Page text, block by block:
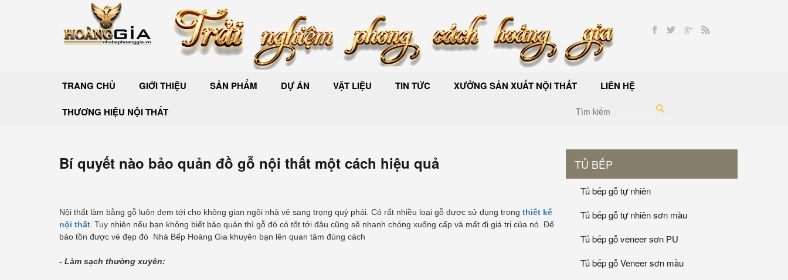
TRANG CHỦ GIỚI THIỆU SẢN PHẨM DỰ ÁN VẬT LIỆU TIN TỨC XƯỞNG SẢN XUẤT NỘI THẤT LIÊN HỆ
THƯƠNG HIỆU NỘI THẤT
Bí quyết nào bảo quản đồ gỗ nội thất một cách hiệu quả
Nội thất làm bằng gỗ luôn đem tới cho không gian ngôi nhà vẻ sang trọng quý phái. Có rất nhiều loại gỗ được sử dụng trong thiết kế
nội thất. Tuy nhiên nếu bạn không biết bảo quản thì gỗ đó có tốt tới đâu cũng sẽ nhanh chóng xuống cấp và mất đi giá trị của nó. Để
bảo tồn được vẻ đẹp đó Nhà Bếp Hoàng Gia khuyên bạn lên quan tâm đúng cách
- Làm sạch thường xuyên:
TỦ BẾP
Tủ bếp gỗ tự nhiên
Tủ bếp gỗ tự nhiên sơn màu
Tủ bếp gỗ veneer sơn PU
Tủ bếp gỗ Veneer sơn mầu